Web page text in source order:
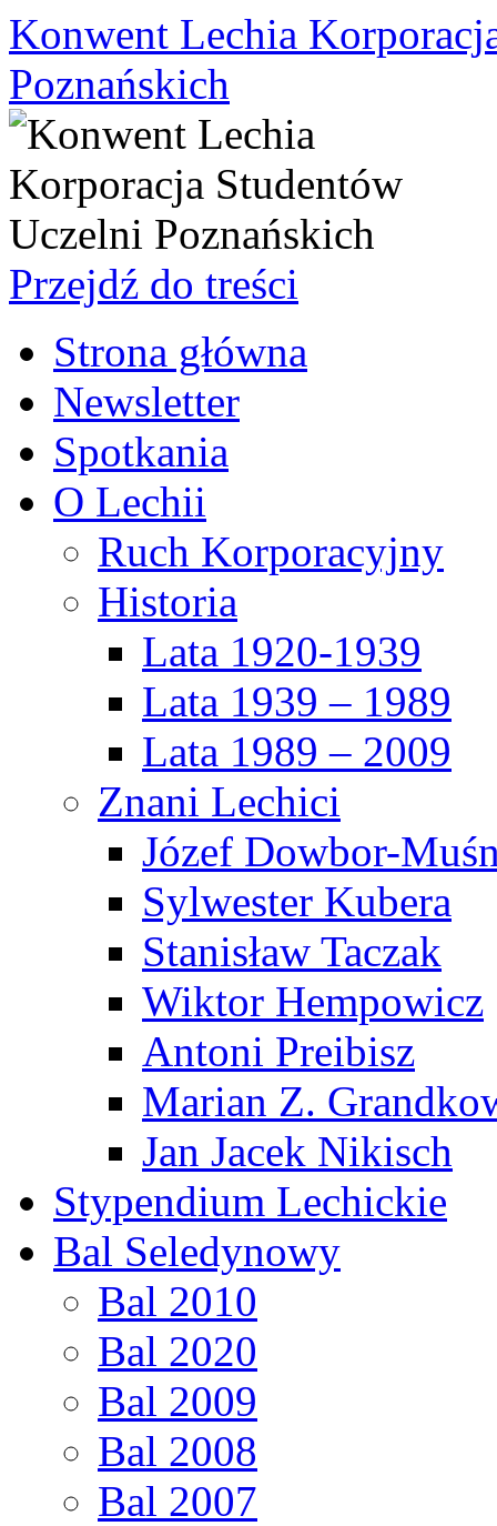
Konwent Lechia
Poznańskich
Przejdź do treści
Strona główna
Newsletter
Spotkania
O Lechii
Ruch Korporacyjny
Historia
Lata 1920-1939
Lata 1939 – 1989
Lata 1989 – 2009
Znani Lechici
Józef Dowbor-
Sylwester Kubera
Stanisław Taczak
Wiktor Hempowicz
Antoni Preibisz
Marian Z.
Jan Jacek Nikisch
Stypendium Lechickie
Bal Seledynowy
Bal 2010
Bal 2020
Bal 2009
Bal 2008
Bal 2007